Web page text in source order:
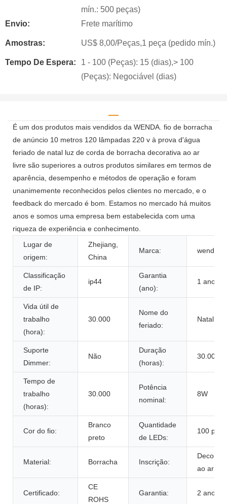
mín.: 500 peças)
Envio:
Frete marítimo
Amostras: US$ 8,00/Peças,1 peça (pedido mín.)
Tempo De Espera:
1 - 100 (Peças): 15 (dias),> 100
(Peças): Negociável (dias)
É um dos produtos mais vendidos da WENDA. fio de borracha
de anúncio 10 metros 120 lâmpadas 220 v à prova d'água
feriado de natal luz de corda de borracha decorativa ao ar
livre são superiores a outros produtos similares em termos de
aparência, desempenho e métodos de operação e foram
unanimemente reconhecidos pelos clientes no mercado, e o
feedback do mercado é bom. Estamos no mercado há muitos
anos e somos uma empresa bem estabelecida com uma
riqueza de experiência e conhecimento.
Lugar de
origem:
Zhejiang,
China
Marca: wenda
Classificação
de IP:
ip44
Garantia
(ano):
1 ano
Vida útil de
trabalho
(hora):
30.000
Nome do
feriado:
Natal
Suporte
Dimmer:
Não
Duração
(horas):
30.000
Tempo de
trabalho
(horas):
30.000
Potência
nominal:
8W
Cor do fio:
Branco
preto
Quantidade
de LEDs:
100
Material: Borracha Inscrição:
ao ar
Certificado:
CE
ROHS
Garantia: 2 anos